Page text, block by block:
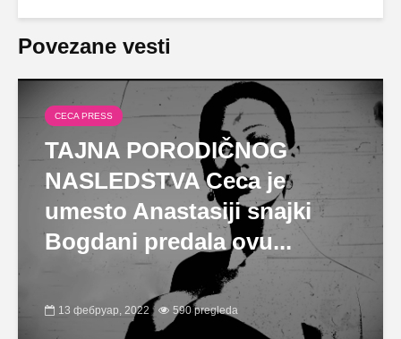
Povezane vesti
CECA PRESS
TAJNA PORODIČNOG
NASLEDSTVA Ceca je
umesto Anastasiji snajki
Bogdani predala ovu...
13 фебруар, 2022 590 pregleda